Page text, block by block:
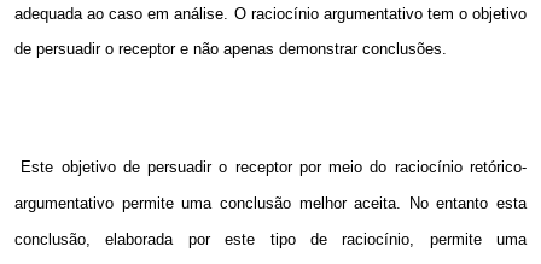
adequada ao caso em análise. O raciocínio argumentativo tem o objetivo
de persuadir o receptor e não apenas demonstrar conclusões.
Este objetivo de persuadir o receptor por meio do raciocínio retórico-
argumentativo permite uma conclusão melhor aceita. No entanto esta
conclusão, elaborada por este tipo de raciocínio, permite uma